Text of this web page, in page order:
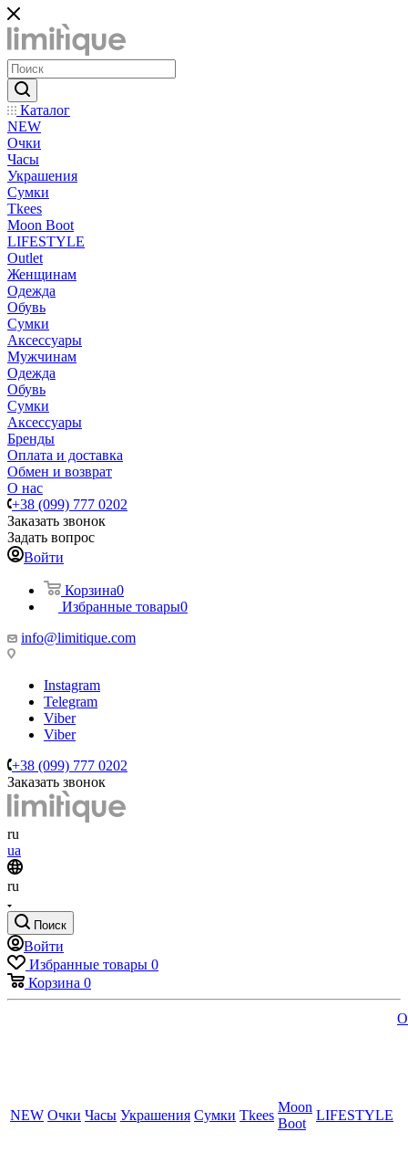
Каталог
NEW
Очки
Часы
Украшения
Сумки
Tkees
Moon Boot
LIFESTYLE
Outlet
Женщинам
Одежда
Обувь
Сумки
Аксессуары
Мужчинам
Одежда
Обувь
Сумки
Аксессуары
Бренды
Оплата и доставка
Обмен и возврат
О нас
+38 (099) 777 0202
Заказать звонок
Задать вопрос
Войти
Корзина0
Избранные товары0
info@limitique.com
Instagram
Telegram
Viber
Viber
+38 (099) 777 0202
Заказать звонок
ru
ua
ru
Поиск
Войти
Избранные товары 0
Корзина 0
NEW Очки Часы Украшения Сумки Tkees
Moon
Boot
LIFESTYLE